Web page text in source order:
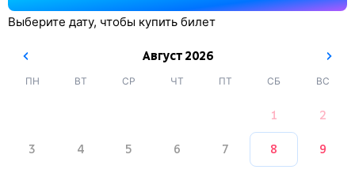
Выберите дату, чтобы купить билет
Август2026
ПН ВТ СР ЧТ ПТ СБ ВС
1 2
3 4 5 6 7 8 9